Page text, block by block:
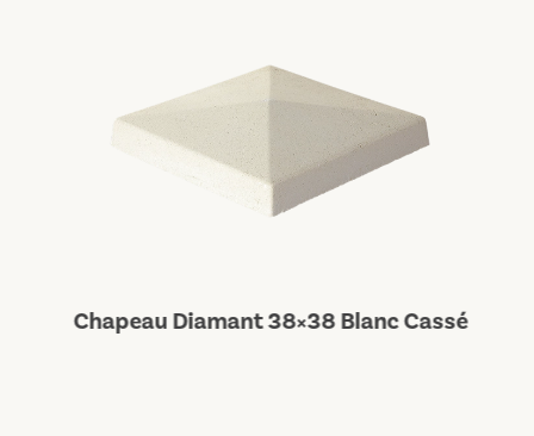
Chapeau Diamant 38×38 Blanc Cassé